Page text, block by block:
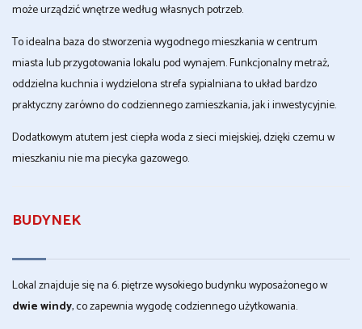
może urządzić wnętrze według własnych potrzeb.
To idealna baza do stworzenia wygodnego mieszkania w centrum
miasta lub przygotowania lokalu pod wynajem. Funkcjonalny metraż,
oddzielna kuchnia i wydzielona strefa sypialniana to układ bardzo
praktyczny zarówno do codziennego zamieszkania, jak i inwestycyjnie.
Dodatkowym atutem jest ciepła woda z sieci miejskiej, dzięki czemu w
mieszkaniu nie ma piecyka gazowego.
BUDYNEK
Lokal znajduje się na 6. piętrze wysokiego budynku wyposażonego w
dwie windy, co zapewnia wygodę codziennego użytkowania.